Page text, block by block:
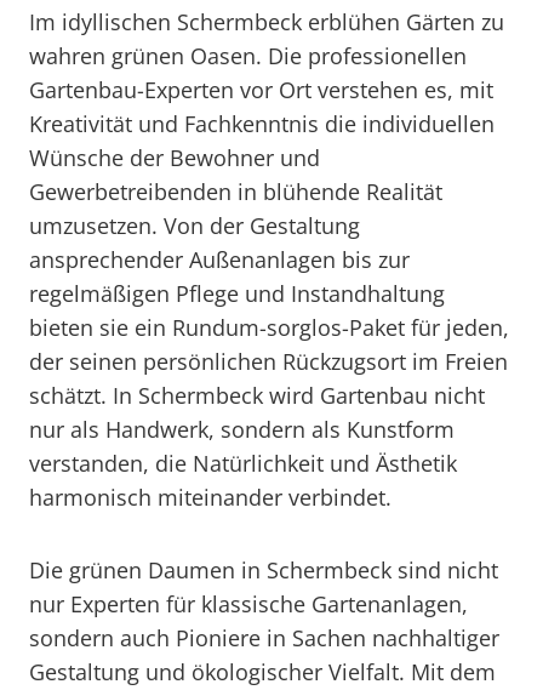
Im idyllischen Schermbeck erblühen Gärten zu
wahren grünen Oasen. Die professionellen
Gartenbau-Experten vor Ort verstehen es, mit
Kreativität und Fachkenntnis die individuellen
Wünsche der Bewohner und
Gewerbetreibenden in blühende Realität
umzusetzen. Von der Gestaltung
ansprechender Außenanlagen bis zur
regelmäßigen Pflege und Instandhaltung
bieten sie ein Rundum-sorglos-Paket für jeden,
der seinen persönlichen Rückzugsort im Freien
schätzt. In Schermbeck wird Gartenbau nicht
nur als Handwerk, sondern als Kunstform
verstanden, die Natürlichkeit und Ästhetik
harmonisch miteinander verbindet.
Die grünen Daumen in Schermbeck sind nicht
nur Experten für klassische Gartenanlagen,
sondern auch Pioniere in Sachen nachhaltiger
Gestaltung und ökologischer Vielfalt. Mit dem